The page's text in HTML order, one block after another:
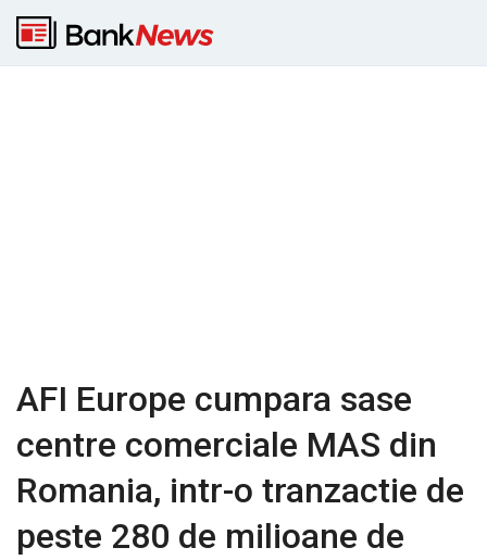
AFI Europe cumpara sase
centre comerciale MAS din
Romania, intr-o tranzactie de
peste 280 de milioane de